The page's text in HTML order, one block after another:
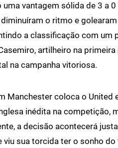
vantagem sólida de 3 a
diminuíram o ritmo e
a classificação com um
artilheiro na
na campanha vitoriosa.
Manchester coloca o
inédita na competição,
a decisão acontecerá
viu sua torcida ter o sonho